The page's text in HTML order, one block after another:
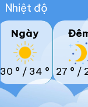
Nhiệt độ
Ngày
30 ° / 34 ° 27 ° /